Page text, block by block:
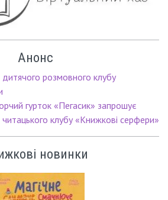
Анонс
розмовного клубу
гурток «Пегасик» запрошує
клубу «Книжкові серфери»
новинки